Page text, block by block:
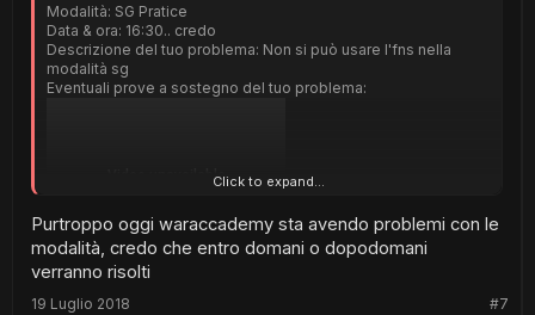
Modalità: SG Pratice
Data & ora: 16:30.. credo
Descrizione del tuo problema: Non si può usare l'fns nella
modalità sg
Eventuali prove a sostegno del tuo problema:
Click to expand...
Purtroppo oggi waraccademy sta avendo problemi con le
modalità, credo che entro domani o dopodomani
verranno risolti
#7
19 Luglio 2018